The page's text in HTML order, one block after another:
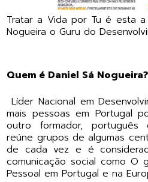
Tratar a Vida por Tu é esta a
Nogueira o Guru do
Quem é Daniel Sá Nogueira?
Líder Nacional em
mais pessoas em Portugal
outro formador, português
reúne grupos de algumas
de cada vez e é
comunicação social como O
Pessoal em Portugal e na